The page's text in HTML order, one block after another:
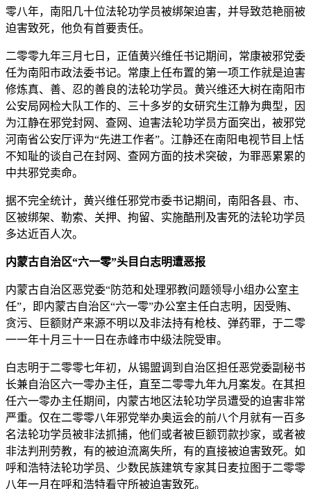
零八年，南阳几十位法轮功学员被绑架迫害，并导致范艳丽被
迫害致死，他负有首要责任。
二零零九年三月七日，正值黄兴维任书记期间，常康被邪党委
任为南阳市政法委书记。常康上任布置的第一项工作就是迫害
修炼真、善、忍的善良的法轮功学员。黄兴维还大树在南阳市
公安局网检大队工作的、三十多岁的女研究生江静为典型，因
为江静在邪党封网、查网、迫害法轮功学员方面突出，被邪党
河南省公安厅评为“先进工作者”。江静还在南阳电视节目上恬
不知耻的谈自己在封网、查网方面的技术突破，为罪恶累累的
中共邪党卖命。
据不完全统计，黄兴维任邪党市委书记期间，南阳各县、市、
区被绑架、勒索、关押、拘留、实施酷刑及害死的法轮功学员
多达近百人次。
内蒙古自治区“六一零”头目白志明遭恶报
内蒙古自治区恶党委“防范和处理邪教问题领导小组办公室主
任”，即内蒙古自治区“六一零”办公室主任白志明，因受贿、
贪污、巨额财产来源不明以及非法持有枪枝、弹药罪，于二零
一一年十月三十一日在赤峰市中级法院受审。
白志明于二零零七年初，从锡盟调到自治区担任恶党委副秘书
长兼自治区六一零办主任，直至二零零九年九月案发。在其担
任六一零办主任期间，内蒙古地区法轮功学员遭受的迫害非常
严重。仅在二零零八年邪党举办奥运会的前八个月就有一百多
名法轮功学员被非法抓捕，他们或者被巨额罚款抄家，或者被
非法判刑劳教，有的被迫流离失所，有的直接被迫害致死。如
呼和浩特法轮功学员、少数民族建筑专家其日麦拉图于二零零
八年一月在呼和浩特看守所被迫害致死。